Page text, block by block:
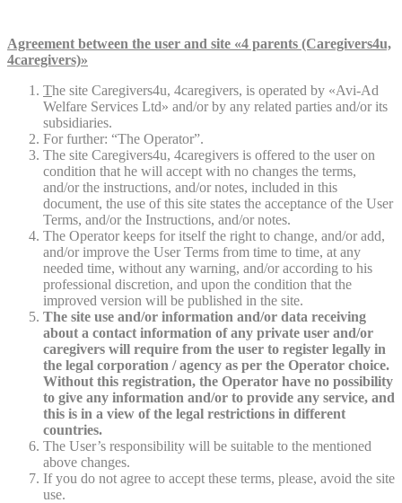
Agreement between the user and site «4 parents (Caregivers4u,
4caregivers)»
The site Caregivers4u, 4caregivers, is operated by «Avi-Ad
Welfare Services Ltd» and/or by any related parties and/or its
subsidiaries.
For further: “The Operator”.
The site Caregivers4u, 4caregivers is offered to the user on
condition that he will accept with no changes the terms,
and/or the instructions, and/or notes, included in this
document, the use of this site states the acceptance of the User
Terms, and/or the Instructions, and/or notes.
The Operator keeps for itself the right to change, and/or add,
and/or improve the User Terms from time to time, at any
needed time, without any warning, and/or according to his
professional discretion, and upon the condition that the
improved version will be published in the site.
The site use and/or information and/or data receiving
about a contact information of any private user and/or
caregivers will require from the user to register legally in
the legal corporation / agency as per the Operator choice.
Without this registration, the Operator have no possibility
to give any information and/or to provide any service, and
this is in a view of the legal restrictions in different
countries.
The User’s responsibility will be suitable to the mentioned
above changes.
If you do not agree to accept these terms, please, avoid the site
use.